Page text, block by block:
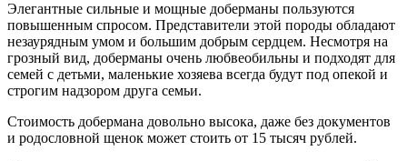
Элегантные сильные и мощные доберманы пользуются
повышенным спросом. Представители этой породы обладают
незаурядным умом и большим добрым сердцем. Несмотря на
грозный вид, доберманы очень любвеобильны и подходят для
семей с детьми, маленькие хозяева всегда будут под опекой и
строгим надзором друга семьи.
Стоимость добермана довольно высока, даже без документов
и родословной щенок может стоить от 15 тысяч рублей.